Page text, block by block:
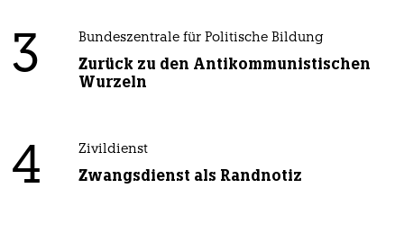
3 Bundeszentrale für Politische Bildung
Zurück zu den Antikommunistischen
Wurzeln
4 Zivildienst
Zwangsdienst als Randnotiz